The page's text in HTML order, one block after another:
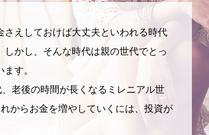
さえしておけば大丈夫といわれる時代
しかし、そんな時代は親の世代でとっ
す。
老後の時間が長くなるミレニアル世
からお金を増やしていくには、投資が